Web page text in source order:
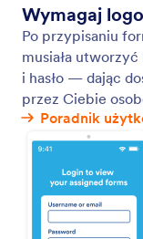
Integracje
Oszczędź czas
wprowadzanie
formularz
zebrane dane
HubSpot,